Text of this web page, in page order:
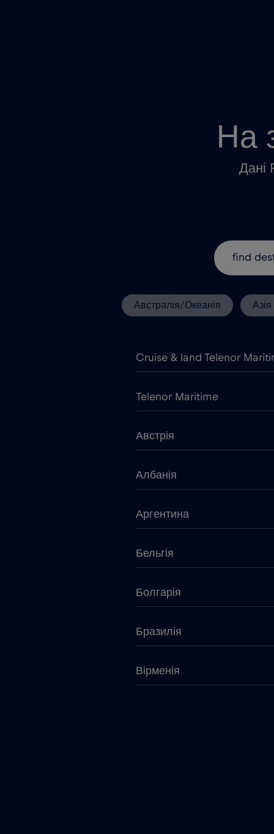
На
Дані
Австралія/Океанія Азія
Cruise & land Telenor
Telenor Maritime
Австрія
Албанія
Аргентина
Бельгія
Болгарія
Бразилія
Вірменія